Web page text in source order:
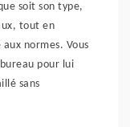
soit son type,
tout en
normes. Vous
pour lui
sans